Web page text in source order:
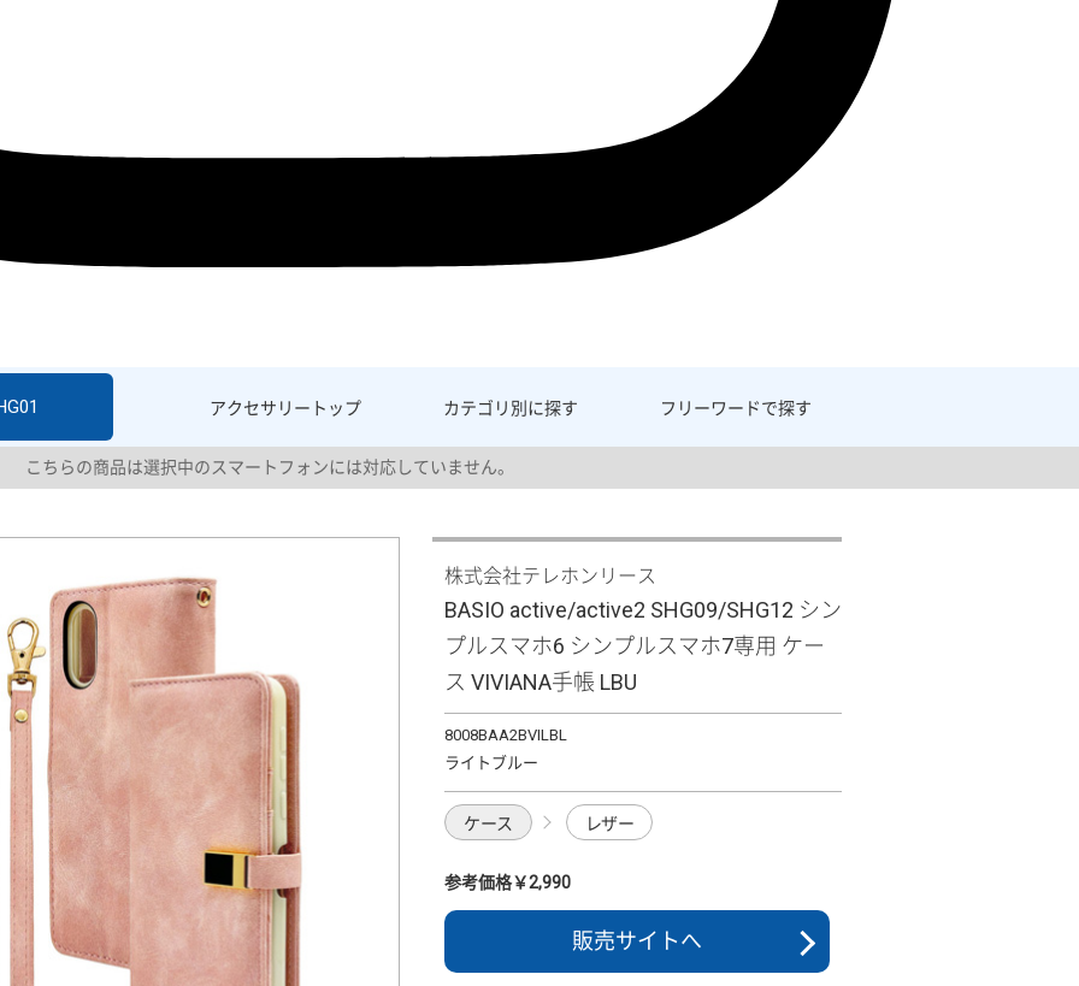
アクセサリー トップ カテゴリ別に探す フリーワードで探す
こちらの商品は選択中のスマートフォンには対応していません。
株式会社テレホンリース
BASIO active/active2 SHG09/SHG12 シン
プルスマホ6 シンプルスマホ7専用 ケー
ス VIVIANA手帳 LBU
8008BAA2BVILBL
ライトブルー
ケース レザー
参考価格￥2,990
販売サイトへ